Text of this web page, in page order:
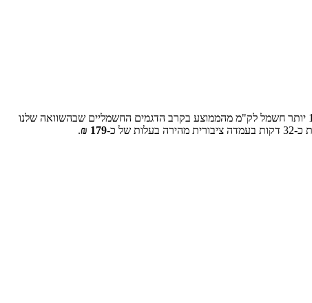
% יותר חשמל לק"מ מהממוצע בקרב הדגמים החשמליים שבהשוואה שלנו
כ-32 דקות בעמדה ציבורית מהירה בעלות של כ-179
₪
.